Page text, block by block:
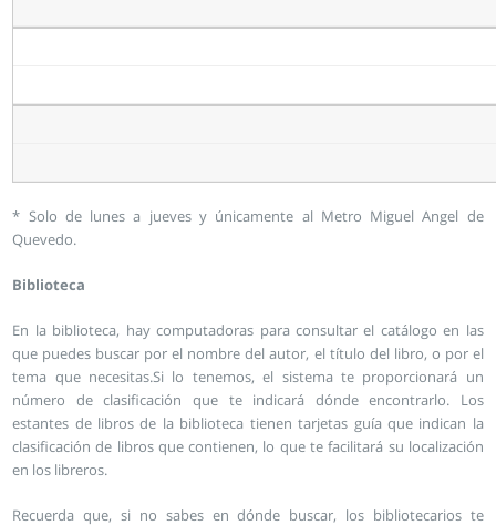
* Solo de lunes a jueves y únicamente al Metro Miguel Angel de
Quevedo.
Biblioteca
En la biblioteca, hay computadoras para consultar el catálogo en las
que puedes buscar por el nombre del autor, el título del libro, o por el
tema que necesitas.Si lo tenemos, el sistema te proporcionará un
número de clasificación que te indicará dónde encontrarlo. Los
estantes de libros de la biblioteca tienen tarjetas guía que indican la
clasificación de libros que contienen, lo que te facilitará su localización
en los libreros.
Recuerda que, si no sabes en dónde buscar, los bibliotecarios te